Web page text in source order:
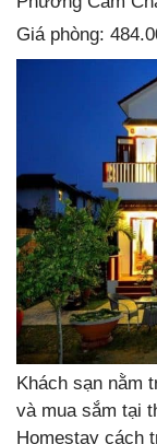
Giá phòng:
Khách sạn nằm
và mua sắm tại
Homestay cách